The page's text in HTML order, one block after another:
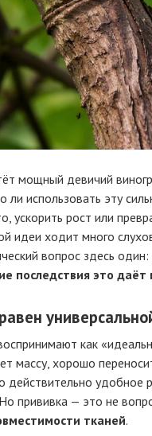
мощный девичий
использовать эту
ускорить рост или
идеи ходит много
вопрос здесь один:
последствия это даёт
как
массу, хорошо
действительно удобное
прививка — это не
тканей.